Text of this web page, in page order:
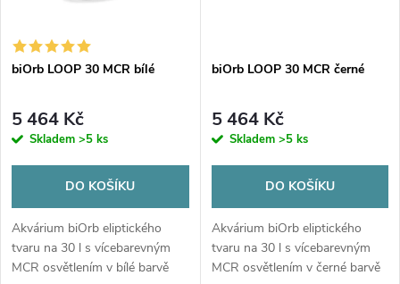
biOrb LOOP 30 MCR bílé
5 464 Kč
Skladem >5 ks
DO KOŠÍKU
Akvárium biOrb eliptického
tvaru na 30 l s vícebarevným
MCR osvětlením v bílé barvě
biOrb LOOP 30 MCR černé
5 464 Kč
Skladem >5 ks
DO KOŠÍKU
Akvárium biOrb eliptického
tvaru na 30 l s vícebarevným
MCR osvětlením v černé barvě